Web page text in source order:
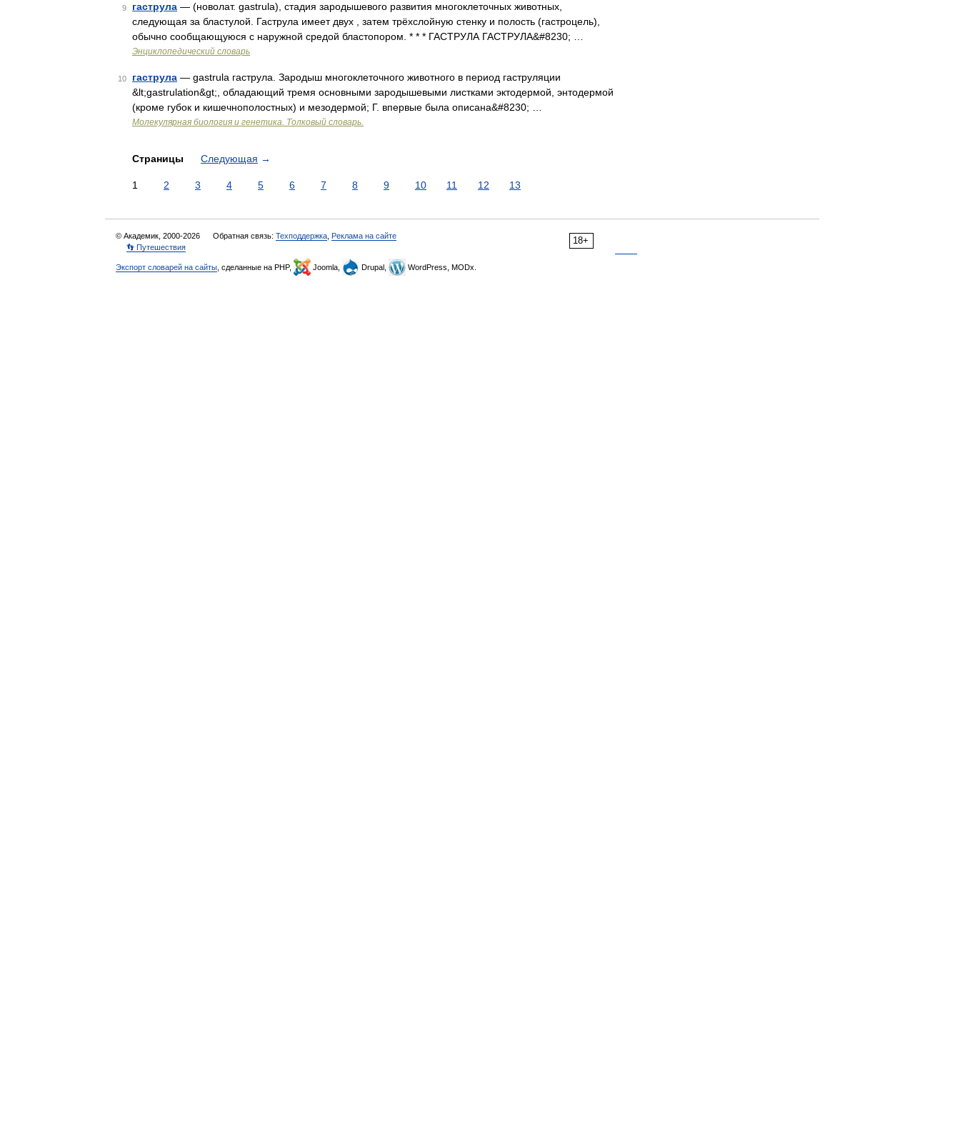
9 гаструла — (новолат. gastrula), стадия зародышевого развития многоклеточных животных,
следующая за бластулой. Гаструла имеет двух , затем трёхслойную стенку и полость (гастроцель),
обычно сообщающуюся с наружной средой бластопором. * * * ГАСТРУЛА ГАСТРУЛА&#8230; …
Энциклопедический словарь
10 гаструла — gastrula гаструла. Зародыш многоклеточного животного в период гаструляции
&lt;gastrulation&gt;, обладающий тремя основными зародышевыми листками эктодермой, энтодермой
(кроме губок и кишечнополостных) и мезодермой; Г. впервые была описана&#8230; …
Молекулярная биология и генетика. Толковый словарь.
Страницы Следующая →
1 2 3 4 5 6 7 8 9 10 11 12 13
18+
© Академик, 2000-2026 Обратная связь: Техподдержка Реклама на сайте
👣 Путешествия
Экспорт словарей на сайты , сделанные на PHP, Joomla, Drupal, WordPress, MODx.